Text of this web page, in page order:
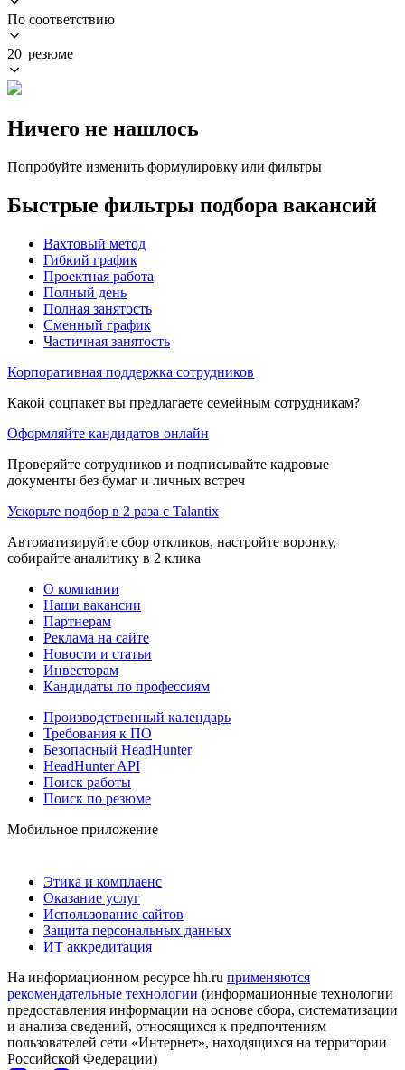
По соответствию
20 резюме
Ничего не нашлось
Попробуйте изменить формулировку или фильтры
Быстрые фильтры подбора вакансий
Вахтовый метод
Гибкий график
Проектная работа
Полный день
Полная занятость
Сменный график
Частичная занятость
Корпоративная поддержка сотрудников
Какой соцпакет вы предлагаете семейным сотрудникам?
Оформляйте кандидатов онлайн
Проверяйте сотрудников и подписывайте кадровые
документы без бумаг и личных встреч
Ускорьте подбор в 2 раза с Talantix
Автоматизируйте сбор откликов, настройте воронку,
собирайте аналитику в 2 клика
О компании
Наши вакансии
Партнерам
Реклама на сайте
Новости и статьи
Инвесторам
Кандидаты по профессиям
Производственный календарь
Требования к ПО
Безопасный HeadHunter
HeadHunter API
Поиск работы
Поиск по резюме
Мобильное приложение
Этика и комплаенс
Оказание услуг
Использование сайтов
Защита персональных данных
ИТ аккредитация
На информационном ресурсе hh.ru применяются
рекомендательные технологии (информационные технологии
предоставления информации на основе сбора, систематизации
и анализа сведений, относящихся к предпочтениям
пользователей сети «Интернет», находящихся на территории
Российской Федерации)